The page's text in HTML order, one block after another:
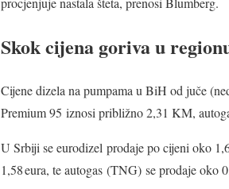
Skok cijena goriva u
Cijene dizela na pumpama u BiH od juče
Premium 95 iznosi približno 2,31 KM,
U Srbiji se eurodizel prodaje po cijeni oko
1,58 eura, te autogas (TNG) se prodaje oko